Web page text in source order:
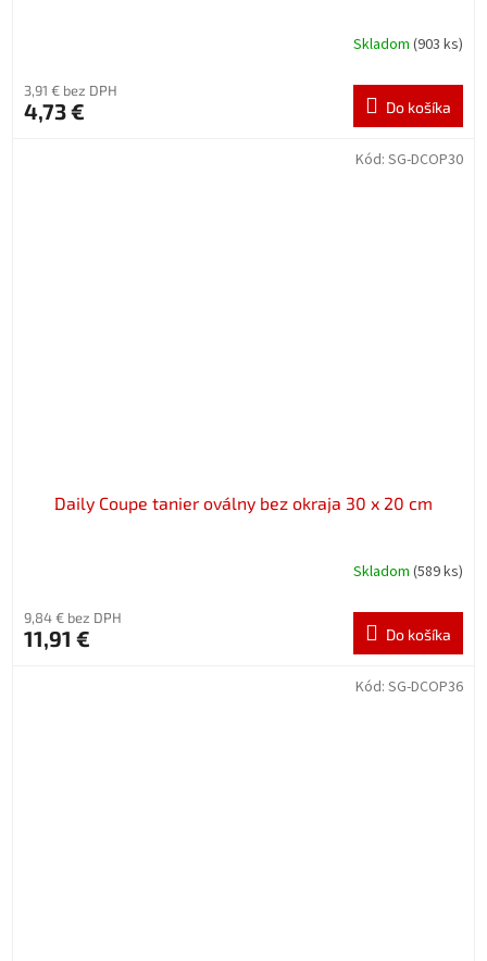
Skladom (903 ks)
3,91 € bez DPH
4,73 € Do košíka
Daily Coupe tanier oválny bez okraja 30 x 20 cm
Skladom (589 ks)
9,84 € bez DPH
11,91 € Do košíka
Kód: SG-DCOP30
Kód: SG-DCOP36